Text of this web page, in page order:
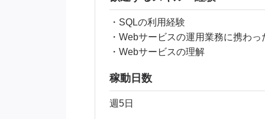
・SQLの利用経験
・Webサービスの運用業務に携わっ
・Webサービスの理解
稼動日数
週5日